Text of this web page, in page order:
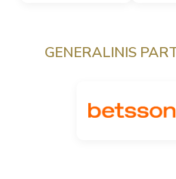
GENERALINIS